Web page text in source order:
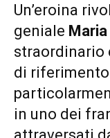
Un’eroina
geniale
straordinario
di riferimento
in uno dei